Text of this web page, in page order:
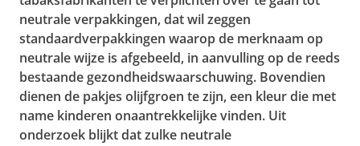
neutrale verpakkingen, dat wil zeggen
standaardverpakkingen waarop de merknaam op
neutrale wijze is afgebeeld, in aanvulling op de reeds
bestaande gezondheidswaarschuwing. Bovendien
dienen de pakjes olijfgroen te zijn, een kleur die met
name kinderen onaantrekkelijke vinden. Uit
onderzoek blijkt dat zulke neutrale